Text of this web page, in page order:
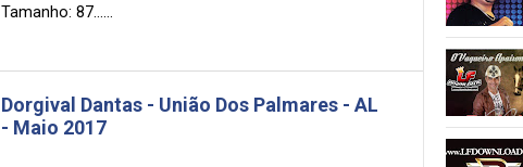
Tamanho: 87......
Dorgival Dantas - União Dos Palmares - AL
- Maio 2017